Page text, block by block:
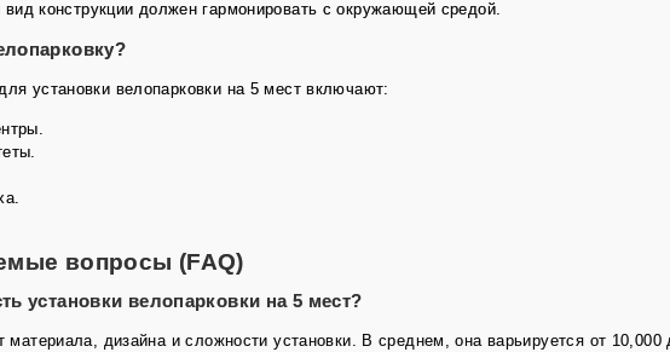
вид конструкции должен гармонировать с окружающей средой.
установки велопарковки на 5 мест включают:
вопросы (FAQ)
установки велопарковки на 5 мест?
материала, дизайна и сложности установки. В среднем, она варьируется от 10,000